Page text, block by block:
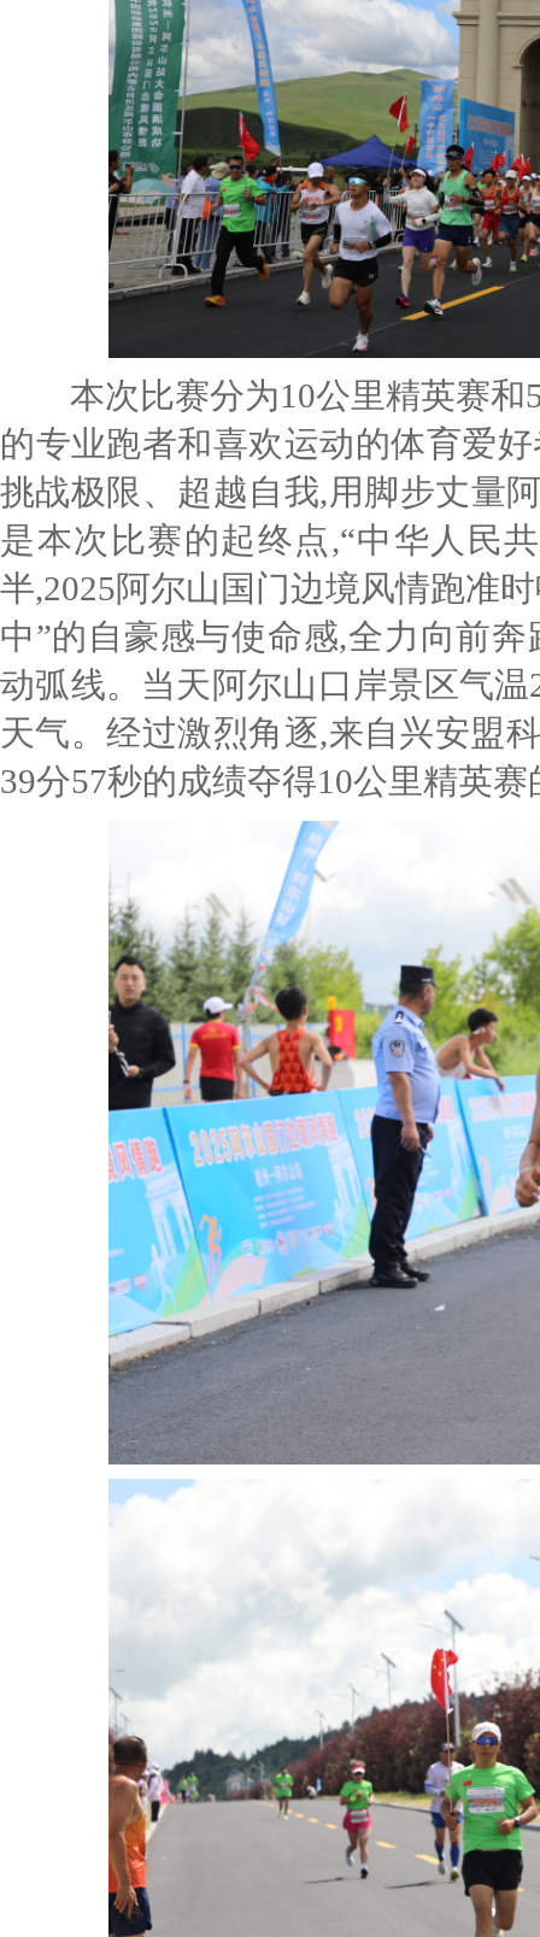
本次比赛分为10公里精英赛和
的专业跑者和喜欢运动的体育爱
挑战极限、超越自我,用脚步丈量
是本次比赛的起终点,“中华 人民
半,2025阿尔山国门边境风情跑准
中”的 自豪感与使命感,全力向前奔
动弧线。 当天 阿尔山口岸景区气温
天气。经过激烈角逐,来自兴安盟
39分57秒的成绩夺得10公里精英赛